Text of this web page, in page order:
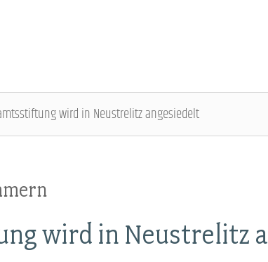
wird in Neustrelitz angesiedelt
wird in Neustrelitz